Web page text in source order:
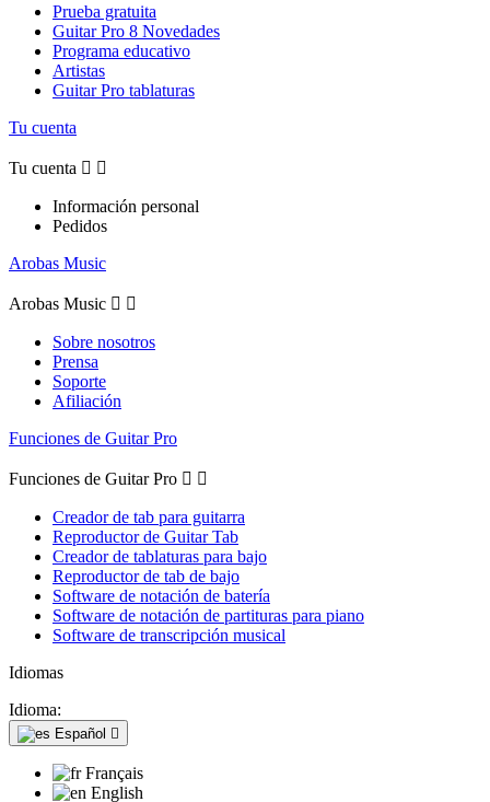
Prueba gratuita
Guitar Pro 8 Novedades
Programa educativo
Artistas
Guitar Pro tablaturas
Tu cuenta
Tu cuenta  
Información personal
Pedidos
Arobas Music
Arobas Music  
Sobre nosotros
Prensa
Soporte
Afiliación
Funciones de Guitar Pro
Funciones de Guitar Pro  
Creador de tab para guitarra
Reproductor de Guitar Tab
Creador de tablaturas para bajo
Reproductor de tab de bajo
Software de notación de batería
Software de notación de partituras para piano
Software de transcripción musical
Idiomas
Idioma:
Español 
Français
English